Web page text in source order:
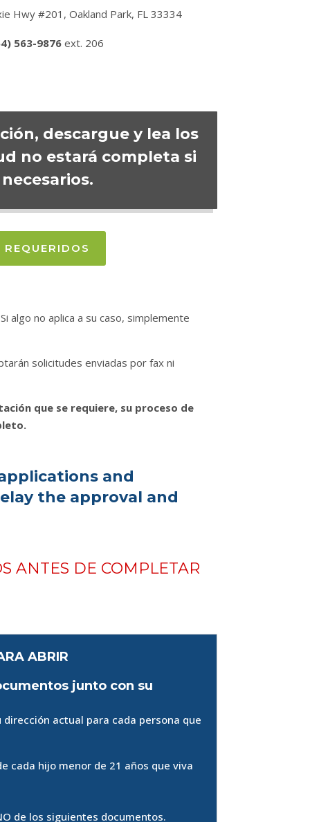
Hwy #201, Oakland Park, FL 33334
563-9876 ext. 206
descargue y lea los
no estará completa si
algo no aplica a su caso, simplemente
solicitudes enviadas por fax ni
que se requiere, su proceso de
and
the approval and
ANTES DE COMPLETAR
ABRIR
junto con su
actual para cada persona que
cada hijo menor de 21 años que viva
de los siguientes documentos.